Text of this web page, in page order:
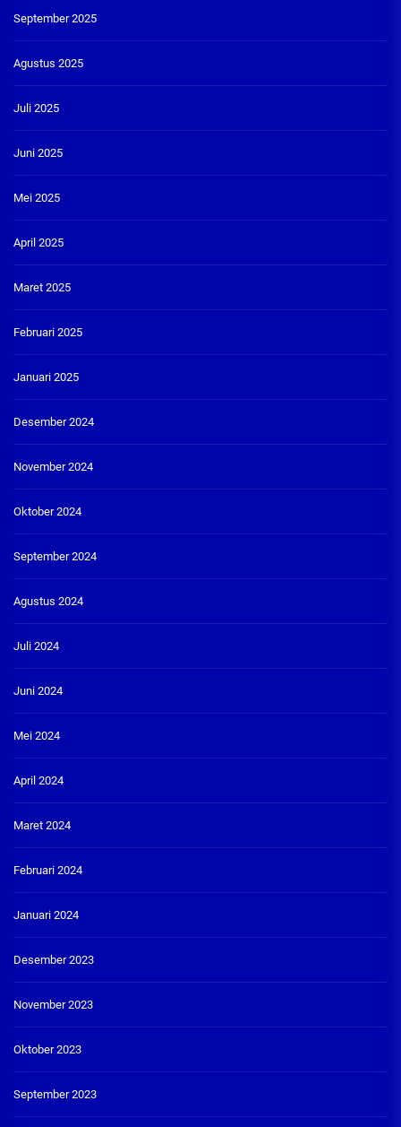
September 2025
Agustus 2025
Juli 2025
Juni 2025
Mei 2025
April 2025
Maret 2025
Februari 2025
Januari 2025
Desember 2024
November 2024
Oktober 2024
September 2024
Agustus 2024
Juli 2024
Juni 2024
Mei 2024
April 2024
Maret 2024
Februari 2024
Januari 2024
Desember 2023
November 2023
Oktober 2023
September 2023